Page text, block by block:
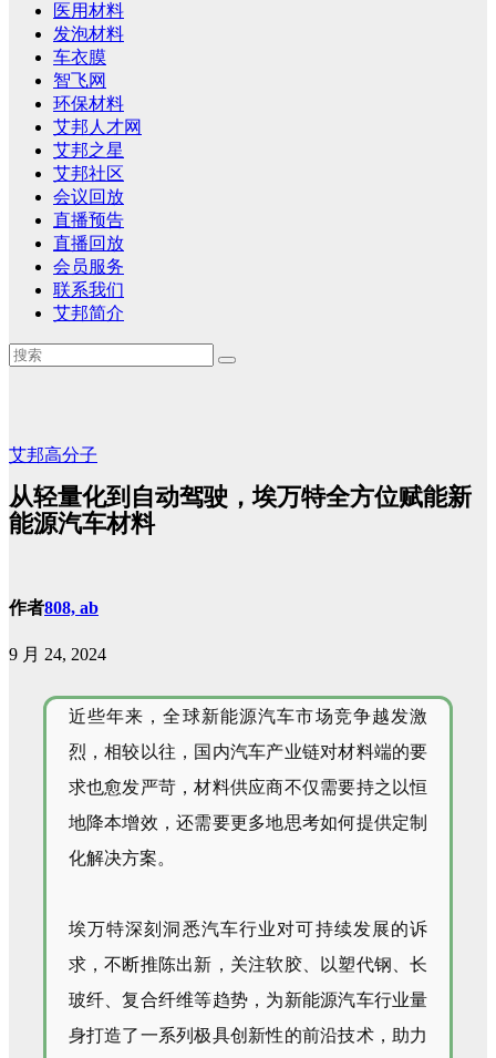
医用材料
发泡材料
车衣膜
智飞网
环保材料
艾邦人才网
艾邦之星
艾邦社区
会议回放
直播预告
直播回放
会员服务
联系我们
艾邦简介
艾邦高分子
从轻量化到自动驾驶，埃万特全方位赋能新
能源汽车材料
作者808, ab
9 月 24, 2024
近些年来，全球新能源汽车市场竞争越发激
烈，相较以往，国内汽车产业链对材料端的要
求也愈发严苛，材料供应商不仅需要持之以恒
地降本增效，还需要更多地思考如何提供定制
化解决方案。
埃万特深刻洞悉汽车行业对可持续发展的诉
求，不断推陈出新，关注软胶、以塑代钢、长
玻纤、复合纤维等趋势，为新能源汽车行业量
身打造了一系列极具创新性的前沿技术，助力